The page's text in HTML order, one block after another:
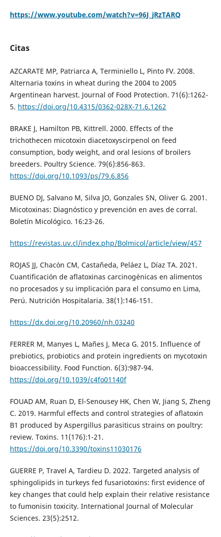
https://www.youtube.com/watch?v=96J_jRzTARQ
Citas
AZCARATE MP, Patriarca A, Terminiello L, Pinto FV. 2008.
Alternaria toxins in wheat during the 2004 to 2005
Argentinean harvest. Journal of Food Protection. 71(6):1262-
5. https://doi.org/10.4315/0362-028X-71.6.1262
BRAKE J, Hamilton PB, Kittrell. 2000. Effects of the
trichothecen micotoxin diacetoxyscirpenol on feed
consumption, body weight, and oral lesions of broilers
breeders. Poultry Science. 79(6):856-863.
https://doi.org/10.1093/ps/79.6.856
BUENO DJ, Salvano M, Silva JO, Gonzales SN, Oliver G. 2001.
Micotoxinas: Diagnóstico y prevención en aves de corral.
Boletín Micológico. 16:23-26.
https://revistas.uv.cl/index.php/Bolmicol/article/view/457
ROJAS JJ, Chacón CM, Castañeda, Peláez L, Díaz TA. 2021.
Cuantificación de aflatoxinas carcinogénicas en alimentos
no procesados y su implicación para el consumo en Lima,
Perú. Nutrición Hospitalaria. 38(1):146-151.
https://dx.doi.org/10.20960/nh.03240
FERRER M, Manyes L, Mañes J, Meca G. 2015. Influence of
prebiotics, probiotics and protein ingredients on mycotoxin
bioaccessibility. Food Function. 6(3):987-94.
https://doi.org/10.1039/c4fo01140f
FOUAD AM, Ruan D, El-Senousey HK, Chen W, Jiang S, Zheng
C. 2019. Harmful effects and control strategies of aflatoxin
B1 produced by Aspergillus parasiticus strains on poultry:
review. Toxins. 11(176):1-21.
https://doi.org/10.3390/toxins11030176
GUERRE P, Travel A, Tardieu D. 2022. Targeted analysis of
sphingolipids in turkeys fed fusariotoxins: first evidence of
key changes that could help explain their relative resistance
to fumonisin toxicity. International Journal of Molecular
Sciences. 23(5):2512.